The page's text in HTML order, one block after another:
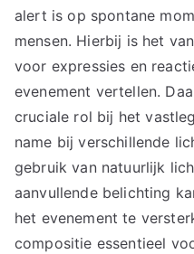
alert is op spontane
mensen. Hierbij is het
voor expressies en
evenement vertellen.
cruciale rol bij het
name bij verschillende
gebruik van natuurlijk
aanvullende belichting
het evenement te
compositie essentieel